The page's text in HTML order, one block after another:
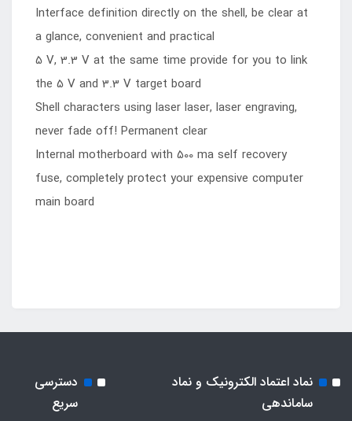
Interface definition directly on the shell, be clear at
a glance, convenient and practical
5 V, 3.3 V at the same time provide for you to link
the 5 V and 3.3 V target board
Shell characters using laser laser, laser engraving,
never fade off! Permanent clear
Internal motherboard with 500 ma self recovery
fuse, completely protect your expensive computer
main board
نماد اعتماد الکترونیک و نماد
ساماندهی
دسترسی
سریع